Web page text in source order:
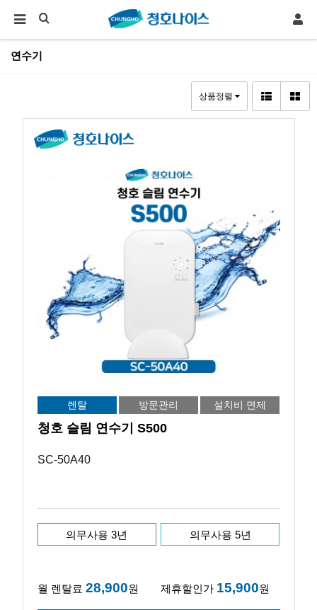
연수기
상품정렬
렌탈 방문관리 설치비 면제
청호 슬림 연수기 S500
SC-50A40
의무사용 3년 의무사용 5년
월 렌탈료 28,900원 제휴할인가 15,900원